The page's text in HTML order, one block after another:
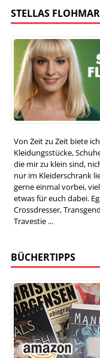
STELLAS
Von Zeit zu Zeit biete
Kleidungsstücke,
die mir zu klein sind,
nur im Kleiderschrank
gerne einmal vorbei,
etwas für euch dabei.
Crossdresser,
Travestie ...
BÜCHERTIPPS